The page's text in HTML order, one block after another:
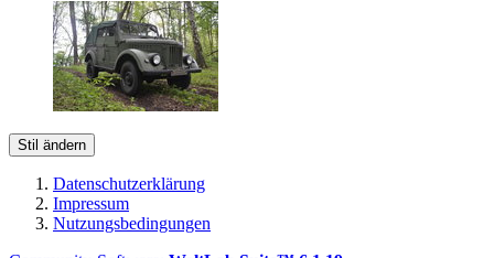
Stil ändern
Datenschutzerklärung
Impressum
Nutzungsbedingungen